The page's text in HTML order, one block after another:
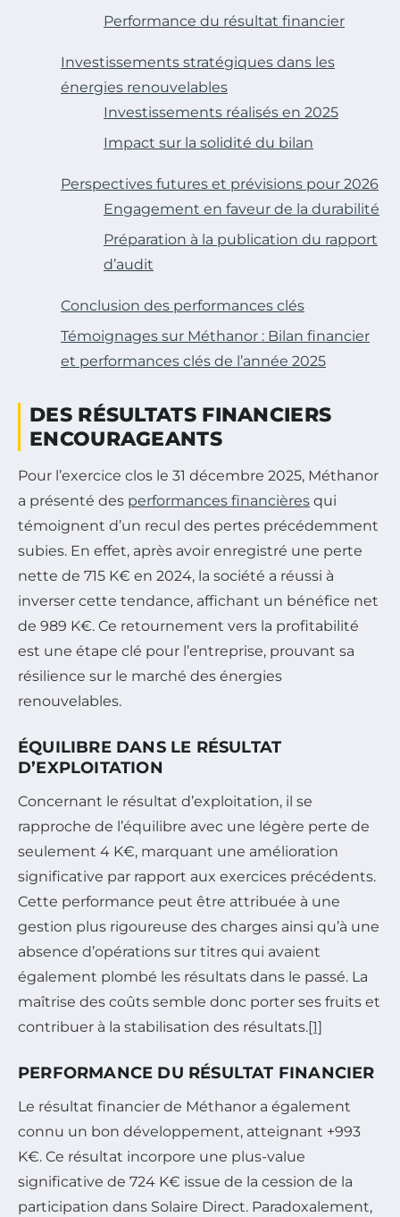
Performance du résultat financier
Investissements stratégiques dans les
énergies renouvelables
Investissements réalisés en 2025
Impact sur la solidité du bilan
Perspectives futures et prévisions pour 2026
Engagement en faveur de la durabilité
Préparation à la publication du rapport
d’audit
Conclusion des performances clés
Témoignages sur Méthanor : Bilan financier
et performances clés de l’année 2025
DES RÉSULTATS FINANCIERS
ENCOURAGEANTS
Pour l’exercice clos le 31 décembre 2025, Méthanor
a présenté des performances financières qui
témoignent d’un recul des pertes précédemment
subies. En effet, après avoir enregistré une perte
nette de 715 K€ en 2024, la société a réussi à
inverser cette tendance, affichant un bénéfice net
de 989 K€. Ce retournement vers la profitabilité
est une étape clé pour l’entreprise, prouvant sa
résilience sur le marché des énergies
renouvelables.
ÉQUILIBRE DANS LE RÉSULTAT
D’EXPLOITATION
Concernant le résultat d’exploitation, il se
rapproche de l’équilibre avec une légère perte de
seulement 4 K€, marquant une amélioration
significative par rapport aux exercices précédents.
Cette performance peut être attribuée à une
gestion plus rigoureuse des charges ainsi qu’à une
absence d’opérations sur titres qui avaient
également plombé les résultats dans le passé. La
maîtrise des coûts semble donc porter ses fruits et
contribuer à la stabilisation des résultats.[1]
PERFORMANCE DU RÉSULTAT FINANCIER
Le résultat financier de Méthanor a également
connu un bon développement, atteignant +993
K€. Ce résultat incorpore une plus-value
significative de 724 K€ issue de la cession de la
participation dans Solaire Direct. Paradoxalement,